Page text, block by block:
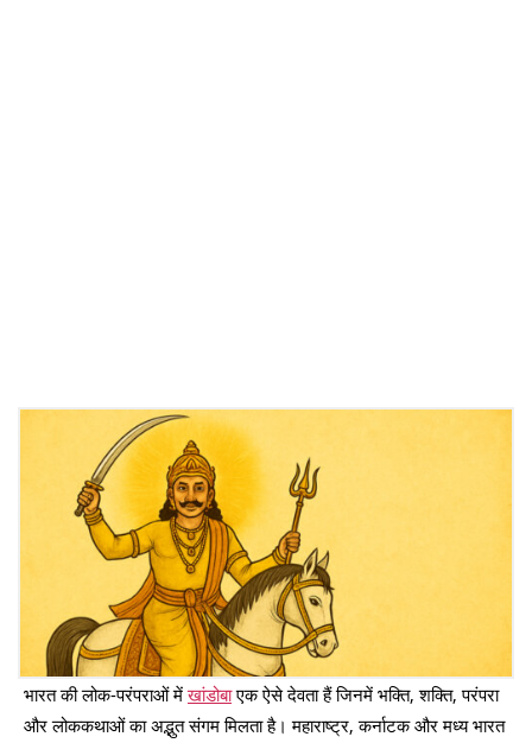
भारत की लोक-परंपराओं मेंखांडोबाएक ऐसे देवता हैं जिनमें भक्ति, शक्ति, परंपरा
और लोककथाओं का अद्भुत संगम मिलता है। महाराष्ट्र, कर्नाटक और मध्य भारत